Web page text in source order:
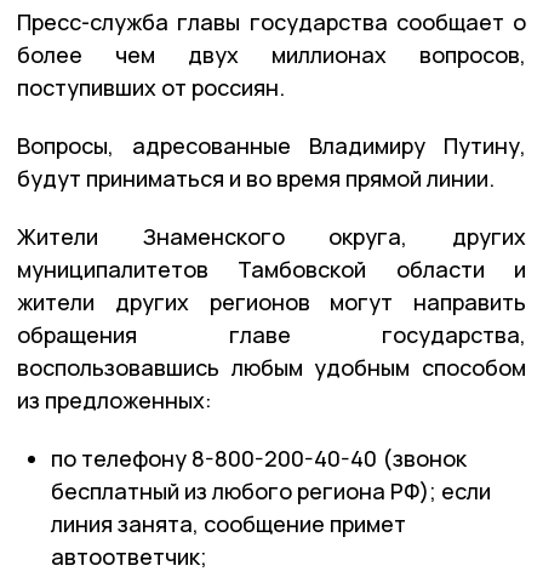
Пресс-служба главы государства сообщает о
более чем двух миллионах вопросов,
поступивших от россиян.
Вопросы, адресованные Владимиру Путину,
будут приниматься и во время прямой линии.
Жители Знаменского округа, других
муниципалитетов Тамбовской области и
жители других регионов могут направить
обращения главе государства,
воспользовавшись любым удобным способом
из предложенных:
по телефону 8-800-200-40-40 (звонок
бесплатный из любого региона РФ); если
линия занята, сообщение примет
автоответчик;